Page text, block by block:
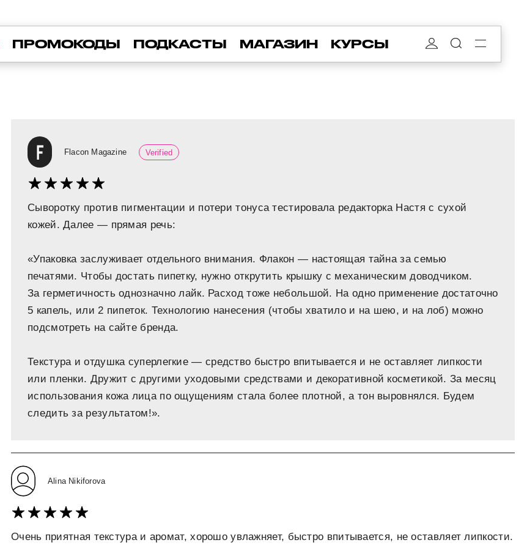
ПРОМОКОДЫ ПОДКАСТЫ МАГАЗИН КУРСЫ
Flacon Magazine Verified
Сыворотку против пигментации и потери тонуса тестировала редакторка Настя с сухой
кожей. Далее — прямая речь:
«Упаковка заслуживает отдельного внимания. Флакон — настоящая тайна за семью
печатями. Чтобы достать пипетку, нужно открутить крышку с механическим доводчиком.
За герметичность однозначно лайк. Расход тоже небольшой. На одно применение достаточно
5 капель, или 2 пипеток. Технологию нанесения (чтобы хватило и на шею, и на лоб) можно
подсмотреть на сайте бренда.
Текстура и отдушка суперлегкие — средство быстро впитывается и не оставляет липкости
или пленки. Дружит с другими уходовыми средствами и декоративной косметикой. За месяц
использования кожа лица по ощущениям стала более плотной, а тон выровнялся. Будем
следить за результатом!».
Alina Nikiforova
Очень приятная текстура и аромат, хорошо увлажняет, быстро впитывается, не оставляет липкости.